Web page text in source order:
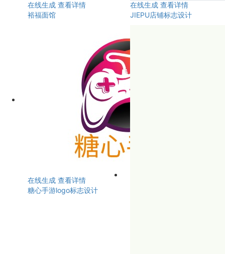
在线生成 查看详情
裕福面馆
在线生成 查看详情
JIEPU店铺标志设计
在线生成 查看详情
糖心手游logo标志设计